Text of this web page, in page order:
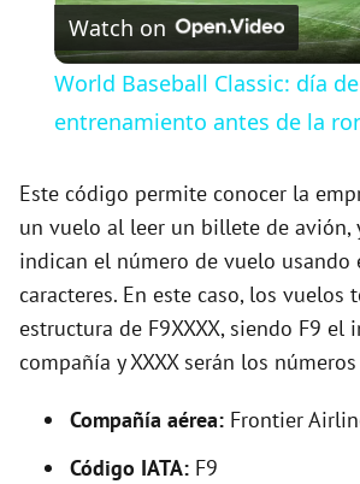
l
a
y
V
i
d
Watch on
World Baseball Classic: día de
entrenamiento antes de la
Este código permite conocer la
un vuelo al leer un billete de avión,
indican el número de vuelo usando
caracteres. En este caso, los vuelos
estructura de F9XXXX, siendo F9 el
compañía y XXXX serán los
Compañía aérea: Frontier
Código IATA: F9